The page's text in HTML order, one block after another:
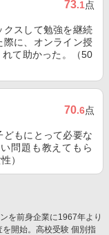
73.1点
クスして勉強を継続
際に、オンライン授
て助かった。（50
70.6点
もにとって必要な
問題も教えてもら
）
を前身企業に1967年より
開始。高校受験 個別指